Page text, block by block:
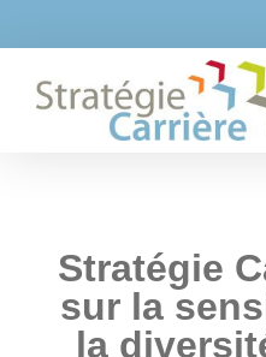
Stratégie
sur la
la